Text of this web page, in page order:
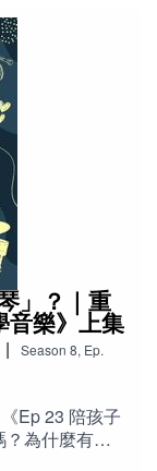
- consistent
- Family
→（麥
） - Genshin
→ 拼趣，圖片
台） -
→ 關機時間
→ 視訊
度反應 -
玩具） -
（美國
→ 憂
曲／身體畸
個孩子喜歡的
不要把自己
「你面對的
」 「過度反
收更有效。
用時間與內
係緊張？三
、
起，分享如
、找老師、
不想學了」
有真實經驗
音樂、或想
❤️ 本重播適
孩子、正在
媽 自己曾因
子的父母 對
的家長 想了
、選老師、處
享、而非純理
／發表
：界
：技
portable：方
：誘因／
motivation：
」？｜重
音樂》上集
| Season 8, Ep.
Ep 23 陪孩子
為什麼有些
彈琴的媽媽